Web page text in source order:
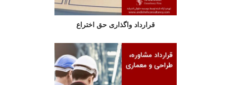
قرارداد واگذاری حق اختراع